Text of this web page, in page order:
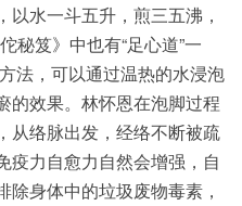
水一斗五升，煎三五沸，
秘笈》中也有“足心道”一
法，可以通过温热的水浸泡
的效果。林怀恩在泡脚过程
从络脉出发，经络不断被疏
疫力自愈力自然会增强，自
身体中的垃圾废物毒素，